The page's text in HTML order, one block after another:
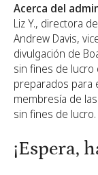
Acerca del
Liz Y., directora
Andrew Davis,
divulgación de
sin fines de lucro
preparados para
membresía de
sin fines de lucro.
¡Espera,